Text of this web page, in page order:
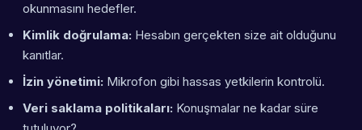
okunmasını hedefler.
Kimlik doğrulama: Hesabın gerçekten size ait olduğunu
kanıtlar.
İzin yönetimi: Mikrofon gibi hassas yetkilerin kontrolü.
Veri saklama politikaları: Konuşmalar ne kadar süre